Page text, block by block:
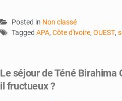
Posted in Non classé
Tagged APA, Côte d'ivoire, OUEST,
Le séjour de Téné
il fructueux ?